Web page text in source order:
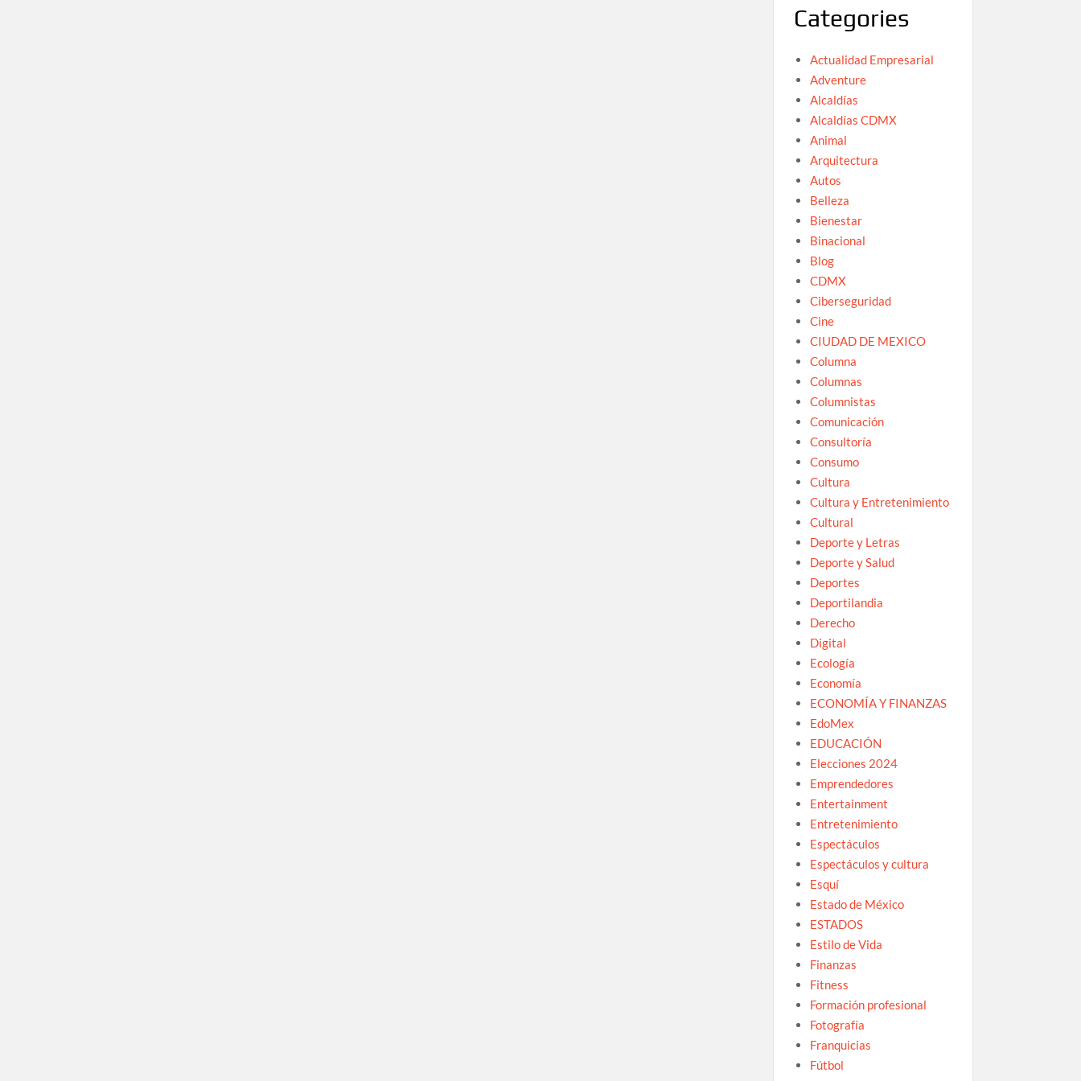
Categories
Actualidad Empresarial
Adventure
Alcaldías
Alcaldías CDMX
Animal
Arquitectura
Autos
Belleza
Bienestar
Binacional
Blog
CDMX
Ciberseguridad
Cine
CIUDAD DE MEXICO
Columna
Columnas
Columnistas
Comunicación
Consultoría
Consumo
Cultura
Cultura y Entretenimiento
Cultural
Deporte y Letras
Deporte y Salud
Deportes
Deportilandia
Derecho
Digital
Ecología
Economía
ECONOMÍA Y FINANZAS
EdoMex
EDUCACIÓN
Elecciones 2024
Emprendedores
Entertainment
Entretenimiento
Espectáculos
Espectáculos y cultura
Esquí
Estado de México
ESTADOS
Estilo de Vida
Finanzas
Fitness
Formación profesional
Fotografía
Franquicias
Fútbol